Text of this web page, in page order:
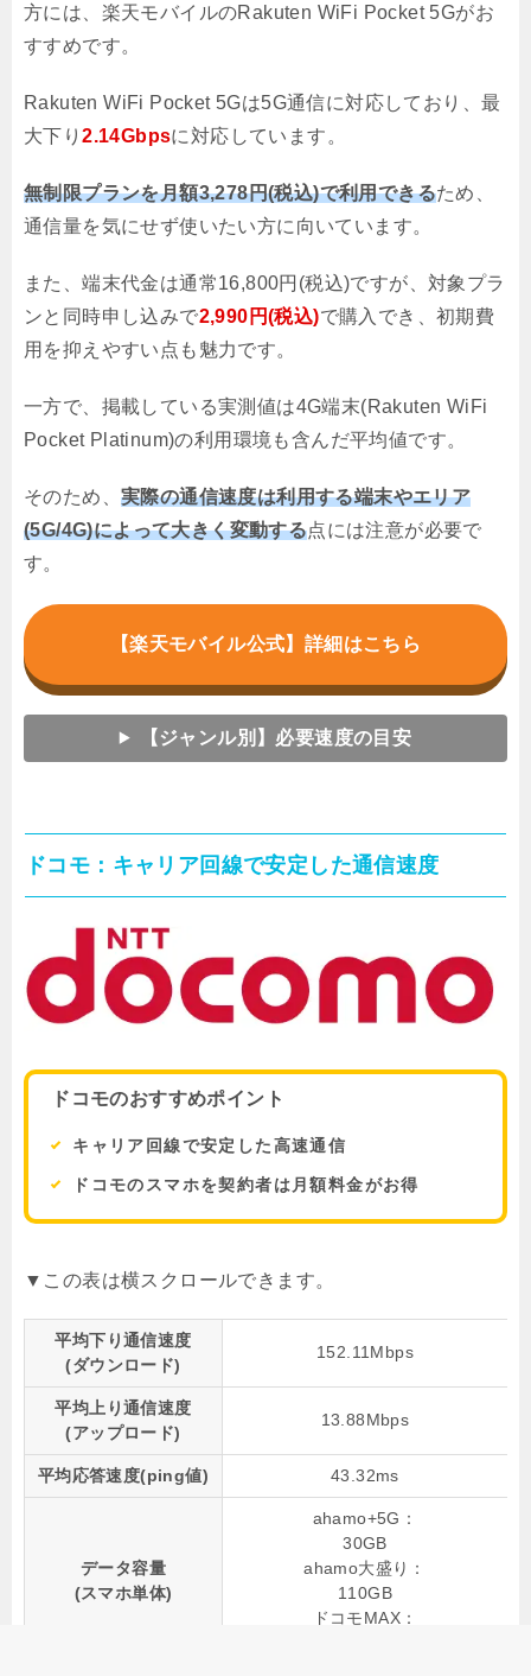
方には、楽天モバイルのRakuten WiFi Pocket 5Gがお
すすめです。
Rakuten WiFi Pocket 5Gは5G通信に対応しており、最
大下り2.14Gbpsに対応しています。
無制限プランを月額3,278円(税込)で利用できるため、
通信量を気にせず使いたい方に向いています。
また、端末代金は通常16,800円(税込)ですが、対象プラ
ンと同時申し込みで2,990円(税込)で購入でき、初期費
用を抑えやすい点も魅力です。
一方で、掲載している実測値は4G端末(Rakuten WiFi
Pocket Platinum)の利用環境も含んだ平均値です。
そのため、 実際の通信速度は利用する端末やエリア
(5G/4G)によって大きく変動する点には注意が必要で
す。
【楽天モバイル公式】詳細はこちら
【ジャンル別】必要速度の目安
ドコモ：キャリア回線で安定した通信速度
ドコモのおすすめポイント
キャリア回線で安定した高速通信
ドコモのスマホを契約者は月額料金がお得
平均下り通信速度
(ダウンロード)
152.11Mbps
平均上り通信速度
(アップロード)
13.88Mbps
平均応答速度(ping値) 43.32ms
データ容量
(スマホ単体)
ahamo+5G：
30GB
ahamo大盛り：
110GB
ドコモMAX：